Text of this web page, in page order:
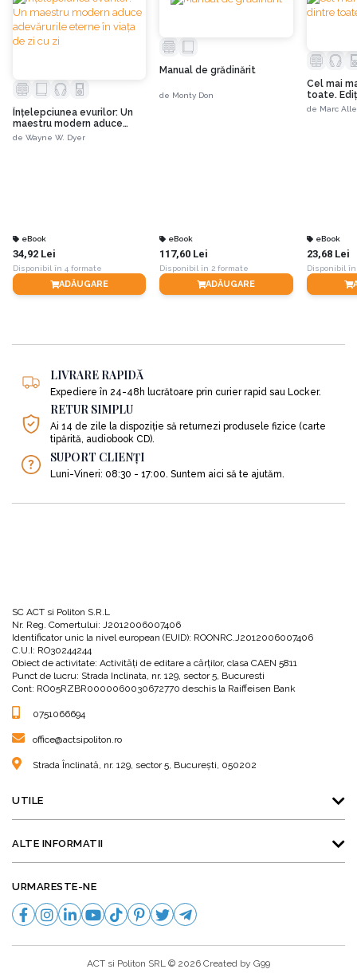
Înțelepciunea evurilor: Un
maestru modern aduce
adevărurile eterne în viața
de Wayne W. Dyer
eBook
34,92 Lei
Disponibil în 4 formate
ADĂUGARE
Manual de grădinărit
de Monty Don
eBook
117,60 Lei
Disponibil în 2 formate
ADĂUGARE
Cel mai
toate.
de Marc
eBook
23,68 Lei
Disponibil
LIVRARE RAPIDĂ
Expediere în 24-48h lucrătoare prin curier rapid sau Locker.
RETUR SIMPLU
Ai 14 de zile la dispoziție să returnezi produsele fizice (carte
tipărită, audiobook CD).
SUPORT CLIENȚI
Luni-Vineri: 08:30 - 17:00. Suntem aici să te ajutăm.
SC ACT si Politon S.R.L
Nr. Reg. Comertului: J2012006007406
Identificator unic la nivel european (EUID): ROONRC.J2012006007406
C.U.I: RO30244244
Obiect de activitate: Activităţi de editare a cărţilor, clasa CAEN 5811
Punct de lucru: Strada Inclinata, nr. 129, sector 5, Bucuresti
Cont: RO05RZBR0000060030672770 deschis la Raiffeisen Bank
0751066694
office@actsipoliton.ro
Strada Înclinată, nr. 129, sector 5, București, 050202
UTILE
ALTE INFORMATII
URMARESTE-NE
ACT si Politon SRL © 2026 Created by G99